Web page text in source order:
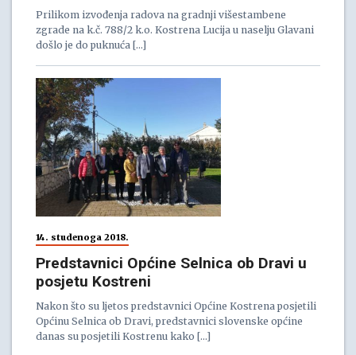
Prilikom izvođenja radova na gradnji višestambene
zgrade na k.č. 788/2 k.o. Kostrena Lucija u naselju Glavani
došlo je do puknuća […]
14. studenoga 2018.
Predstavnici Općine Selnica ob Dravi u
posjetu Kostreni
Nakon što su ljetos predstavnici Općine Kostrena posjetili
Općinu Selnica ob Dravi, predstavnici slovenske općine
danas su posjetili Kostrenu kako […]